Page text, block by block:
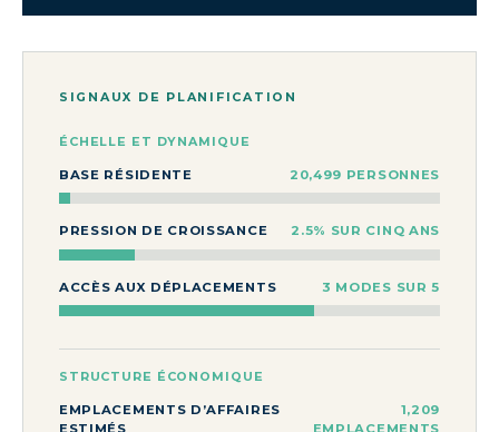
SIGNAUX DE PLANIFICATION
ÉCHELLE ET DYNAMIQUE
BASE RÉSIDENTE 20,499 PERSONNES
PRESSION DE CROISSANCE 2.5% SUR CINQ ANS
ACCÈS AUX DÉPLACEMENTS 3 MODES SUR 5
STRUCTURE ÉCONOMIQUE
EMPLACEMENTS D’AFFAIRES
ESTIMÉS
1,209
EMPLACEMENTS